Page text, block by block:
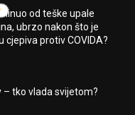
od teške upale
ubrzo nakon što je
cjepiva protiv COVIDA?
– tko vlada svijetom?